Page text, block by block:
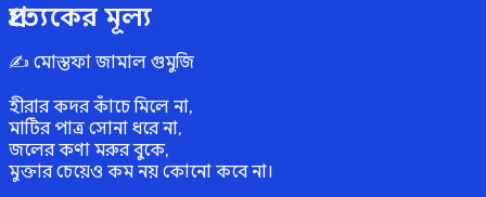
প্রত্যেকের মূল্য
✍️ মোস্তফা জামাল গুমুজি
হীরার কদর কাঁচে মিলে না,
মাটির পাত্র সোনা ধরে না,
জলের কণা মরুর বুকে,
মুক্তার চেয়েও কম নয় কোনো কবে না।